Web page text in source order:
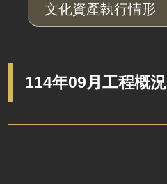
文化資產執行情形
114年09月工程概況